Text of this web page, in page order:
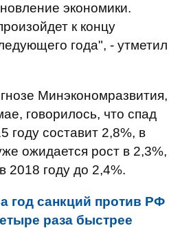
экономики.
к концу
года", - утметил
Минэкономразвития,
говорилось, что спад
году составит 2,8%, в
ожидается рост в 2,3%,
2018 году до 2,4%.
год санкций против РФ
раза быстрее